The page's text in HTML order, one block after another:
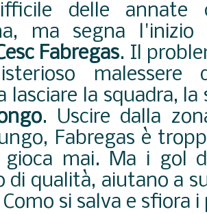
delle annate
ma segna
Fabregas. Il
malessere
lasciare la squadra,
. Uscire dalla
Fabregas è
mai. Ma i gol
di qualità, aiutano a
si salva e sfiora